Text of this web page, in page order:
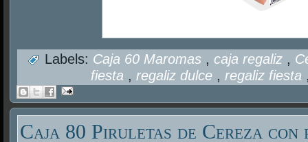
Labels: Caja 60 Maromas , caja regaliz ,
fiesta ,regaliz dulce ,regaliz fiesta
Caja 80 Piruletas de Cereza con